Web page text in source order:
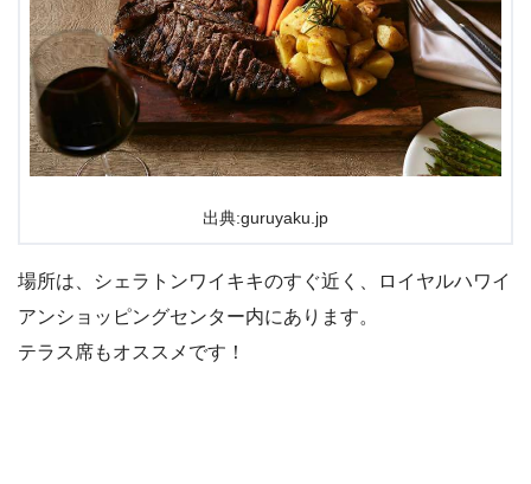
出典:guruyaku.jp
場所は、シェラトンワイキキのすぐ近く、ロイヤルハワイ
アンショッピングセンター内にあります。
テラス席もオススメです！